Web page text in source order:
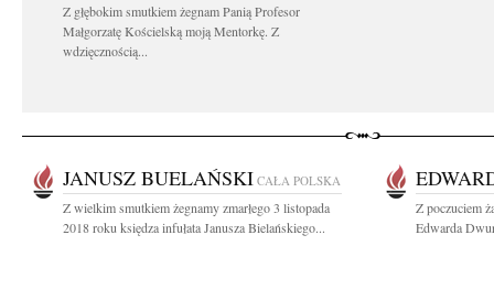
Z głębokim smutkiem żegnam Panią Profesor
Małgorzatę Kościelską moją Mentorkę. Z
wdzięcznością...
JANUSZ BUELAŃSKI CAŁA POLSKA
Z wielkim smutkiem żegnamy zmarłego 3 listopada
2018 roku księdza infułata Janusza Bielańskiego...
Z poczuciem
Edwarda